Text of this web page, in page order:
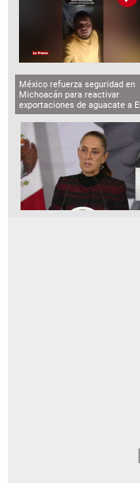
México refuerza seguridad en
Michoacán para reactivar
exportaciones de aguacate a